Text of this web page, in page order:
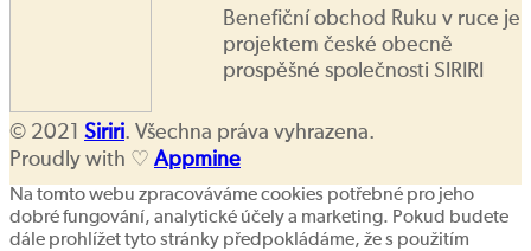
Benefiční obchod Ruku v ruce je
projektem české obecně
prospěšné společnosti SIRIRI
© 2021 Siriri. Všechna práva vyhrazena.
Proudly with ♡ Appmine
Na tomto webu zpracováváme cookies potřebné pro jeho
dobré fungování, analytické účely a marketing. Pokud budete
dále prohlížet tyto stránky předpokládáme, že s použitím